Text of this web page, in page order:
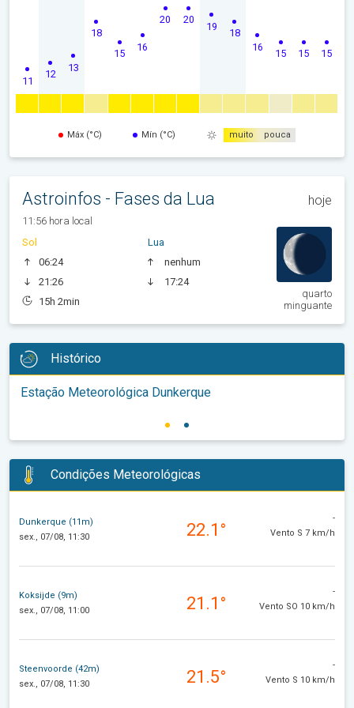
11
12
13
18
15
16
20 20
19
18
16
15 15 15
Máx (°C) Mín (°C) muito pouca
Astroinfos - Fases da Lua hoje
11:56 hora local
Sol
06:24
21:26
15h 2min
Lua
nenhum
17:24
quarto
minguante
Histórico
Estação Meteorológica Dunkerque
Condições Meteorológicas
Dunkerque (11m)
sex., 07/08, 11:30
22.1°
-
Vento S 7 km/h
Koksijde (9m)
sex., 07/08, 11:00
21.1°
-
Vento SO 10 km/h
Steenvoorde (42m)
sex., 07/08, 11:30
21.5°
-
Vento S 10 km/h